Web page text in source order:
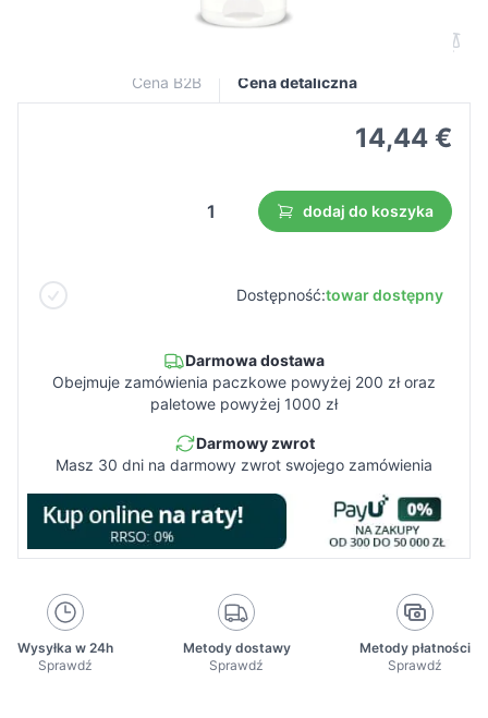
Cena B2B Cena detaliczna
14,44 €
dodaj do koszyka
Dostępność:towar dostępny
Darmowa dostawa
Obejmuje zamówienia paczkowe powyżej 200 zł oraz
paletowe powyżej 1000 zł
Darmowy zwrot
Masz 30 dni na darmowy zwrot swojego zamówienia
Wysyłka w 24h
Sprawdź
Metody dostawy
Sprawdź
Metody płatności
Sprawdź